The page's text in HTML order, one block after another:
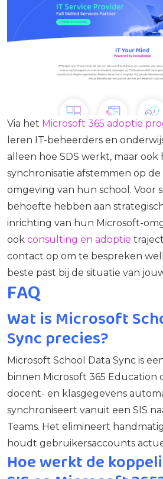
Via het Microsoft 365 adoptie
leren IT-beheerders en
alleen hoe SDS werkt, maar ook
synchronisatie afstemmen op de
omgeving van hun school. Voor
behoefte hebben aan
inrichting van hun Microsoft-
ook consulting en adoptie
contact op om te bespreken
beste past bij de situatie van
FAQ
Wat is Microsoft
Sync precies?
Microsoft School Data Sync is
binnen Microsoft 365 Education
docent- en klasgegevens
synchroniseert vanuit een SIS
Teams. Het elimineert
houdt gebruikersaccounts
Hoe werkt de